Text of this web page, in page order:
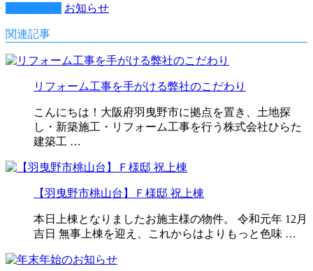
お知らせ
関連記事
リフォーム工事を手がける弊社のこだわり
こんにちは！大阪府羽曳野市に拠点を置き、土地探
し・新築施工・リフォーム工事を行う株式会社ひらた
建築工 …
【羽曳野市桃山台】Ｆ様邸 祝上棟
本日上棟となりましたお施主様の物件。 令和元年 12月
吉日 無事上棟を迎え、これからはよりもっと色味 …